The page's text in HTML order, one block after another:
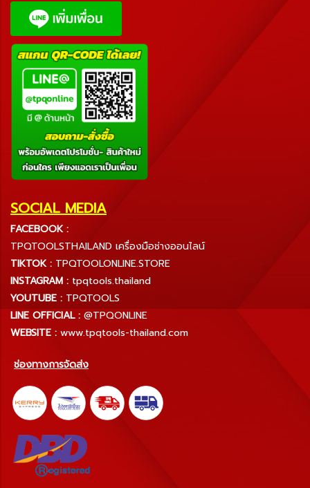
SOCIAL MEDIA
FACEBOOK :
TPQTOOLSTHAILAND เครื่องมือช่างออนไลน์
TIKTOK : TPQTOOLONLINE.STORE
INSTAGRAM : tpqtools.thailand
YOUTUBE : TPQTOOLS
LINE OFFICIAL : @TPQONLINE
WEBSITE : www.tpqtools-thailand.com
ช่องทางการจัดส่ง